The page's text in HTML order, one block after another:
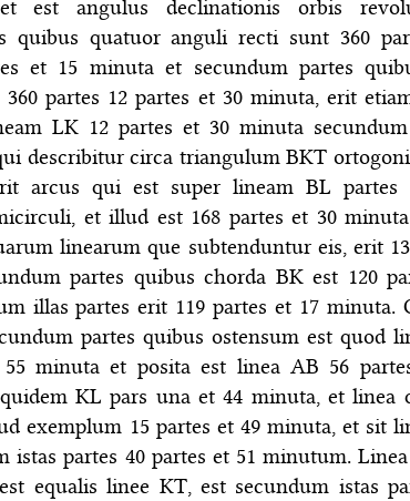
est angulus declinationis orbis
quibus quatuor anguli recti sunt 360
et 15 minuta et secundum partes
partes 12 partes et 30 minuta, erit
LK 12 partes et 30 minuta
describitur circa triangulum BKT
arcus qui est super lineam BL partes
et illud est 168 partes et 30
linearum que subtenduntur eis, erit
partes quibus chorda BK est 120
illas partes erit 119 partes et 17 minuta.
partes quibus ostensum est quod
minuta et posita est linea AB 56
KL pars una et 44 minuta, et linea
exemplum 15 partes et 49 minuta, et sit
istas partes 40 partes et 51 minutum.
equalis linee KT, est secundum istas